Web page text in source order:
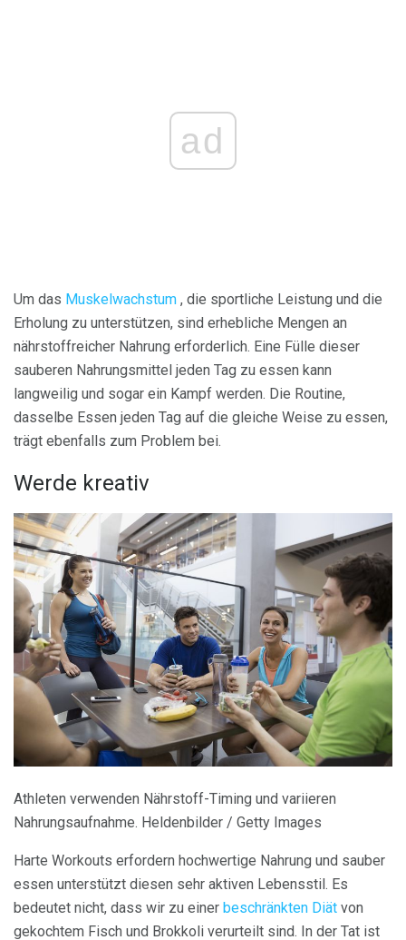
ad
Um das Muskelwachstum , die sportliche Leistung und die
Erholung zu unterstützen, sind erhebliche Mengen an
nährstoffreicher Nahrung erforderlich. Eine Fülle dieser
sauberen Nahrungsmittel jeden Tag zu essen kann
langweilig und sogar ein Kampf werden. Die Routine,
dasselbe Essen jeden Tag auf die gleiche Weise zu essen,
trägt ebenfalls zum Problem bei.
Werde kreativ
Athleten verwenden Nährstoff-Timing und variieren
Nahrungsaufnahme. Heldenbilder / Getty Images
Harte Workouts erfordern hochwertige Nahrung und sauber
essen unterstützt diesen sehr aktiven Lebensstil. Es
bedeutet nicht, dass wir zu einer beschränkten Diät von
gekochtem Fisch und Brokkoli verurteilt sind. In der Tat ist